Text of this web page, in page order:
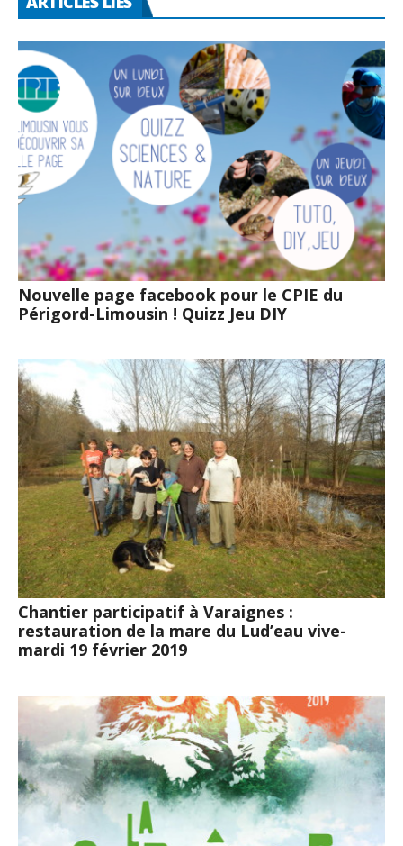
Nouvelle page facebook pour le CPIE du
Périgord-Limousin ! Quizz Jeu DIY
Chantier participatif à Varaignes :
restauration de la mare du Lud’eau vive-
mardi 19 février 2019